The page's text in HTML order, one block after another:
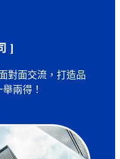
]
對面交流，打造品
兩得！